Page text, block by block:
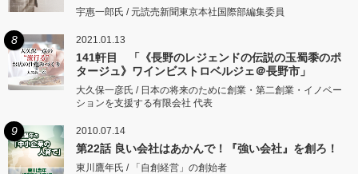
宇惠一郎氏 / 元読売新聞東京本社国際部編集委員
8 2021.01.13
141軒目 「《長野のレジェンドの伝説の玉蜀黍のポ
タージュ》ワインビストロベルジェ＠長野市」
大久保一彦氏 / 日本の将来のために創業・第二創業・イノベー
ションを支援する有限会社 代表
9 2010.07.14
第22話 良い会社はあかんで！『強い会社』を創ろ！
東川鷹年氏 / 「自創経営」の創始者